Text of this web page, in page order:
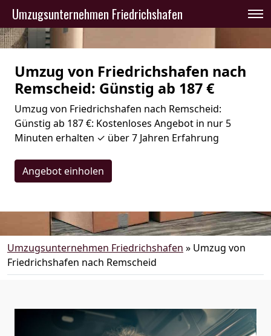
Umzugsunternehmen Friedrichshafen
Umzug von Friedrichshafen nach
Remscheid: Günstig ab 187 €
Umzug von Friedrichshafen nach Remscheid:
Günstig ab 187 €: Kostenloses Angebot in nur 5
Minuten erhalten ✓ über 7 Jahren Erfahrung
Angebot einholen
Umzugsunternehmen Friedrichshafen » Umzug von
Friedrichshafen nach Remscheid